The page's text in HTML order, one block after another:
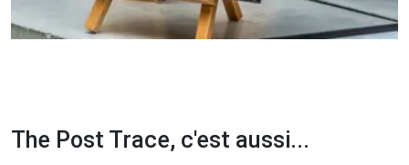
The Post Trace, c'est aussi...